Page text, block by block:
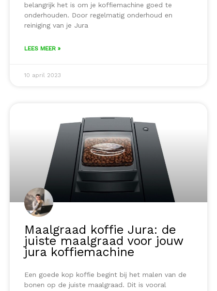
belangrijk het is om je koffiemachine goed te
onderhouden. Door regelmatig onderhoud en
reiniging van je Jura
LEES MEER »
10 april 2023
Maalgraad koffie Jura: de
juiste maalgraad voor jouw
jura koffiemachine
Een goede kop koffie begint bij het malen van de
bonen op de juiste maalgraad. Dit is vooral